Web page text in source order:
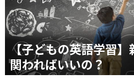
【子どもの英語学習
関わればいいの？